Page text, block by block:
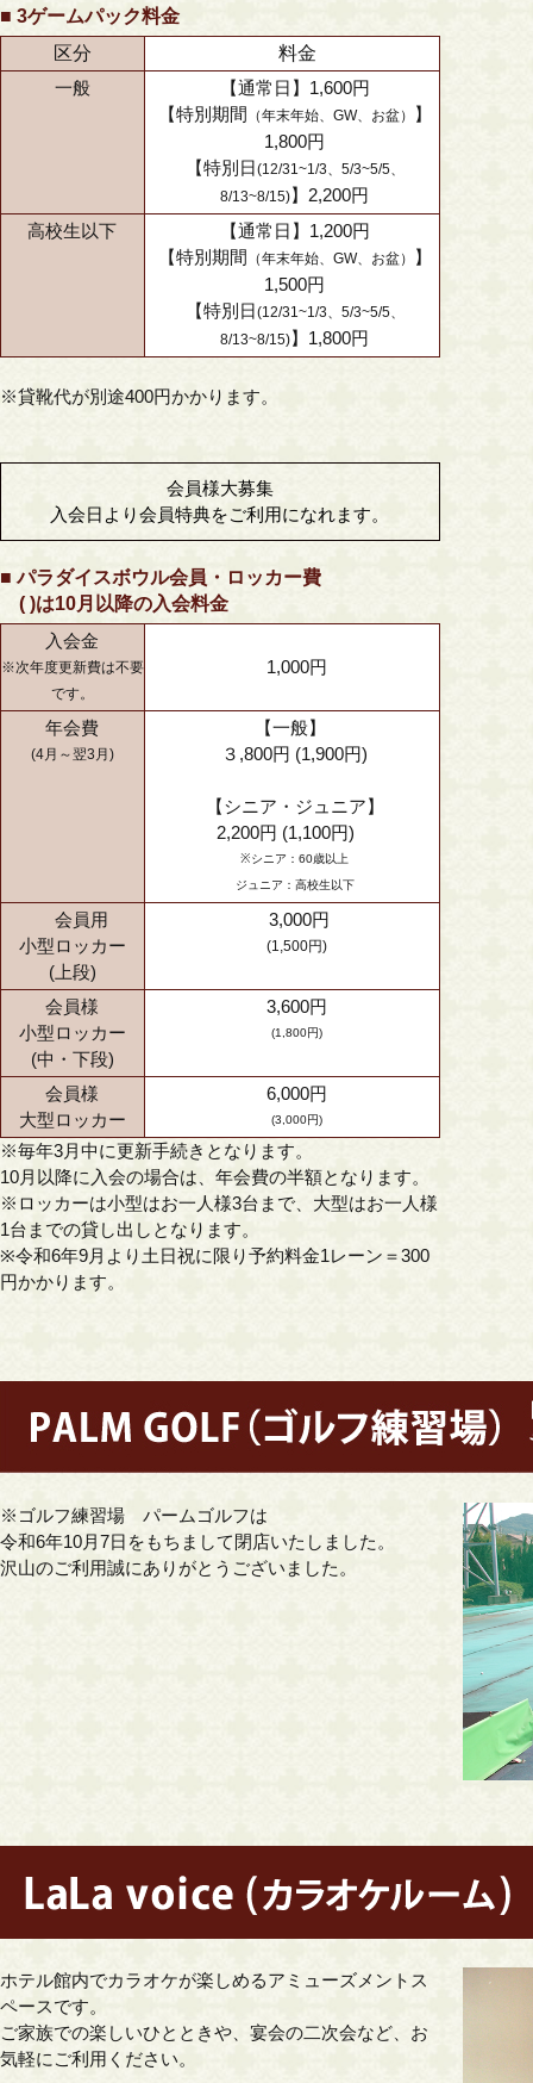
■ 3ゲームパック料金
区分
料金
一般
【通常日】1,600円
【特別期間 （年末年始、GW、お盆）
】
1,800円
【特別日(12/31~1/3、5/3~5/5、
8/13~8/15)】2,200円
高校生以下
【通常日】1,200円
【特別期間 （年末年始、GW、お盆）
】
1,500円
【特別日(12/31~1/3、5/3~5/5、
8/13~8/15)】1,800円
※貸靴代が別途400円かかります。
会員様大募集
入会日より会員特典をご利用になれます。
■ パラダイスボウル会員・ロッカー費
( )は10月以降の入会料金
入会金
※次年度更新費は不要
です。
1,000円
年会費
(4月～翌3月)
【一般】
３,800円 (1,900円)
【シニア・ジュニア】
2,200円 (1,100円)
※シニア：60歳以上
ジュニア：高校生以下
会員用
小型ロッカー
(上段)
3,000円
(1,500円)
会員様
小型ロッカー
(中・下段)
3,600円
(1,800円)
会員様
大型ロッカー
6,000円
(3,000円)
※毎年3月中に更新手続きとなります。
10月以降に入会の場合は、年会費の半額となります。
※ロッカーは小型はお一人様3台まで、大型はお一人様
1台までの貸し出しとなります。
※令和6年9月より土日祝に限り予約料金1レーン＝300
円かかります。
※ゴルフ練習場 パームゴルフは
令和6年10月7日をもちまして閉店いたしました。
沢山のご利用誠にありがとうございました。
ホテル館内でカラオケが楽しめるアミューズメントス
ペースです。
ご家族での楽しいひとときや、宴会の二次会など、お
気軽にご利用ください。